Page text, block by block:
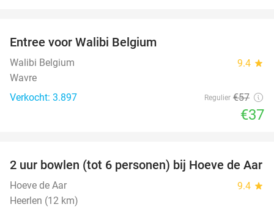
Entree voor Walibi Belgium
Walibi Belgium 9.4 star
Wavre
Verkocht: 3.897
Regulier €57
€37
50%
2 uur bowlen (tot 6 personen) bij Hoeve de Aar
Hoeve de Aar 9.4 star
Heerlen (12 km)